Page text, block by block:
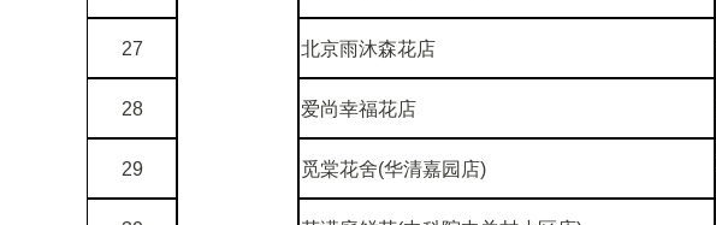
27 北京雨沐森花店
28 爱尚幸福花店
29 觅棠花舍(华清嘉园店)